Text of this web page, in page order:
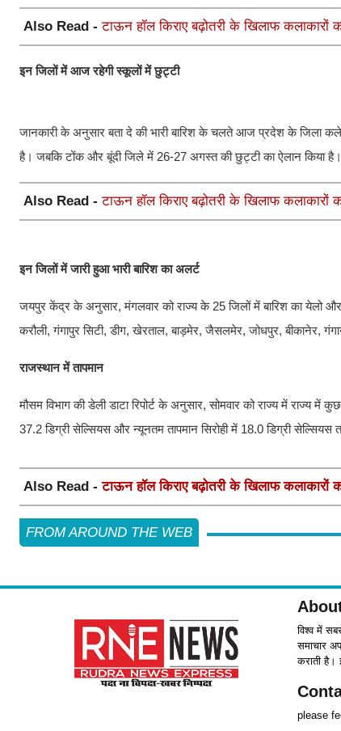
Also Read -टाऊन हॉल किराए बढ़ोतरी के खिलाफ कलाकारों
इन जिलों में आज रहेगी स्कूलों में छुट्टी
जानकारी के अनुसार बता दे की भारी बारिश के चलते आज प्रदेश के जिला
है। जबकि टोंक और बूंदी जिले में 26-27 अगस्त की छुट्टी का ऐलान किया है।
Also Read -टाऊन हॉल किराए बढ़ोतरी के खिलाफ कलाकारों
इन जिलों में जारी हुआ भारी बारिश का अलर्ट
जयपुर केंद्र के अनुसार, मंगलवार को राज्य के 25 जिलों में बारिश का येलो
करौली, गंगापुर सिटी, डीग, खेरताल, बाड़मेर, जैसलमेर, जोधपुर, बीकानेर,
राजस्थान में तापमान
मौसम विभाग की डेली डाटा रिपोर्ट के अनुसार, सोमवार को राज्य में राज्य में
37.2 डिग्री सेल्सियस और न्यूनतम तापमान सिरोही में 18.0 डिग्री सेल्सियस
Also Read -टाऊन हॉल किराए बढ़ोतरी के खिलाफ कलाकारों
FROM AROUND THE WEB
विश्व में
समाचार
कराती है।
please